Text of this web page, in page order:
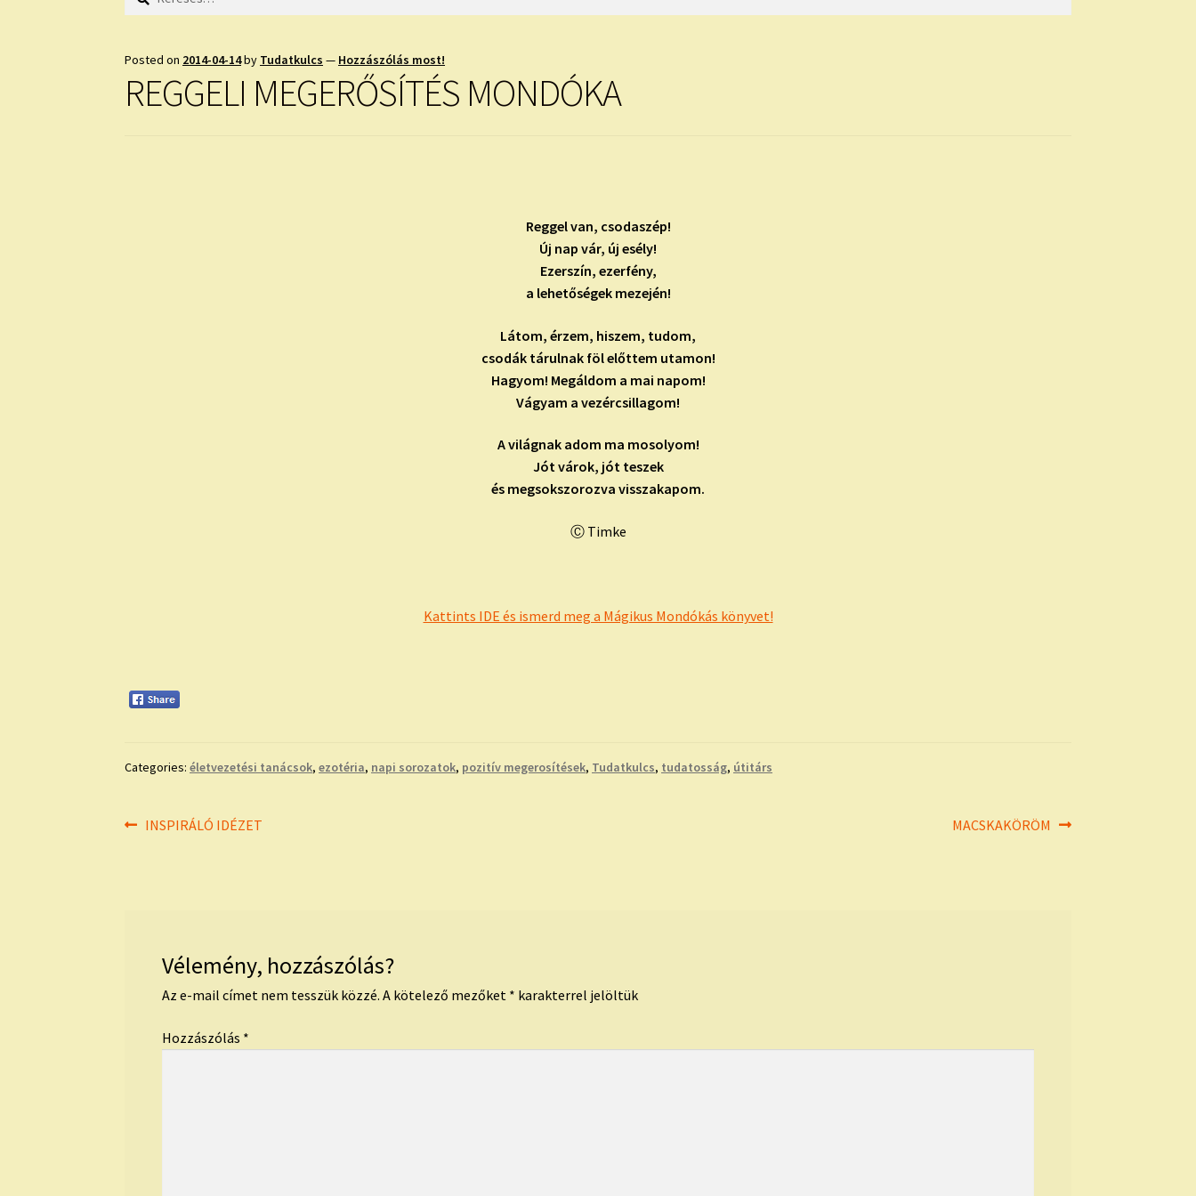
Posted on 2014-04-14by Tudatkulcs — Hozzászólás most!
REGGELI MEGERŐSÍTÉS MONDÓKA
Reggel van, csodaszép!
Új nap vár, új esély!
Ezerszín, ezerfény,
a lehetőségek mezején!
Látom, érzem, hiszem, tudom,
csodák tárulnak föl előttem utamon!
Hagyom! Megáldom a mai napom!
Vágyam a vezércsillagom!
A világnak adom ma mosolyom!
Jót várok, jót teszek
és megsokszorozva visszakapom.
Ⓒ Timke
Kattints IDE és ismerd meg a Mágikus Mondókás könyvet!
Categories:életvezetési tanácsok,ezotéria, napi sorozatok, pozitív megerosítések, Tudatkulcs, tudatosság, útitárs
Bejegyzés
Previous
INSPIRÁLÓ IDÉZET
Next
MACSKAKÖRÖM
Vélemény, hozzászólás?
Az e-mail címet nem tesszük közzé. A kötelező mezőket * karakterrel jelöltük
Hozzászólás *